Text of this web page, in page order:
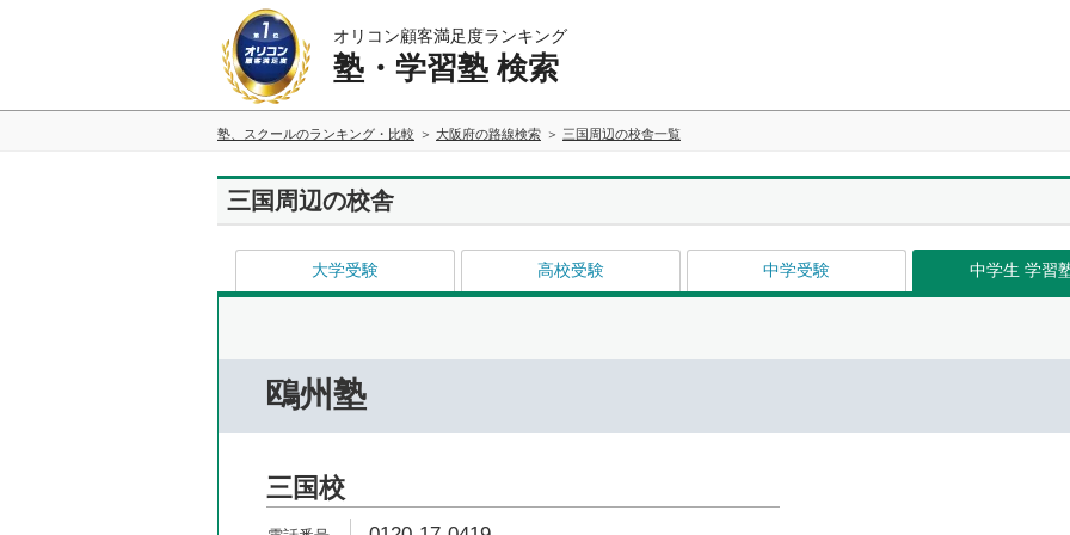
オリコン顧客満足度ランキング
塾・学習塾 検索
塾、スクールのランキング・比較 大阪府の路線検索 三国周辺の校舎一覧
三国周辺の校舎
大学受験 高校受験 中学受験 中学生 学習
鴎州塾
三国校